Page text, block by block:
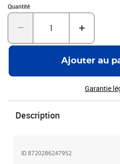
supplémentaire à la chaise.
de vie des meubles d'extérieur, nous
protéger avec une housse
massif avec finition à
H)Épaisseur du dessus de table : 2
NoirCouleur du coussin :
enduit de poudre, tissu (100 %
108 cm (l x P x H)Hauteur du siège à
tabouret4 x coussin de siège
Quantité
Quantité : 1
Ajouter au
Garantie
Description
ID 8720286247952